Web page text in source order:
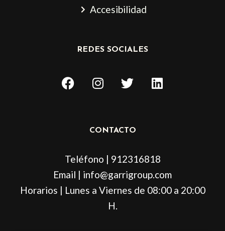
Accesibilidad
REDES SOCIALES
F
a
k
I
n
a
a
m
T
w
t
L
i
n
CONTACTO
Teléfono | 912316818
Email | info@garrigroup.com
Horarios | Lunes a Viernes de 08:00 a 20:00
H.